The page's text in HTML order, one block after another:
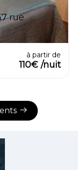
rue
à partir de
110€ /nuit